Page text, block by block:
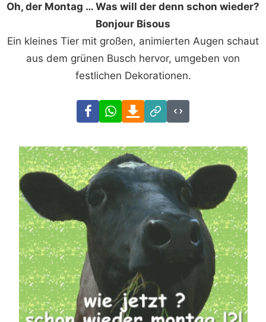
Oh, der Montag … Was will der denn schon wieder?
Bonjour Bisous
Ein kleines Tier mit großen, animierten Augen schaut
aus dem grünen Busch hervor, umgeben von
festlichen Dekorationen.
FacebookWhatsAppDownload
Link
Code